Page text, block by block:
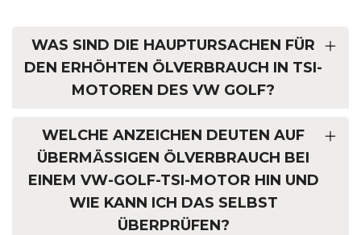
WAS SIND DIE HAUPTURSACHEN FÜR
DEN ERHÖHTEN ÖLVERBRAUCH IN TSI-
MOTOREN DES VW GOLF?
WELCHE ANZEICHEN DEUTEN AUF
ÜBERMÄSSIGEN ÖLVERBRAUCH BEI E
INEM VW-GOLF-TSI-MOTOR HIN UND W
IE KANN ICH DAS SELBST Ü
BERPRÜFEN?